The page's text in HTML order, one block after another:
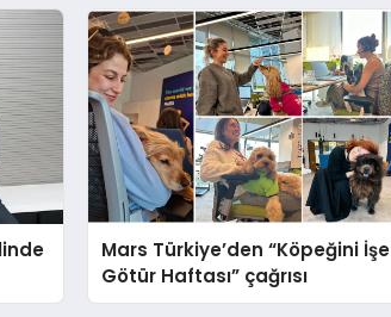
Mars Türkiye’den “Köpeğini İşe
Götür Haftası” çağrısı